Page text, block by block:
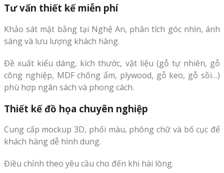
Tư vấn thiết kế miễn phí
Khảo sát mặt bằng tại Nghệ An, phân tích góc nhìn, ánh
sáng và lưu lượng khách hàng.
Đề xuất kiểu dáng, kích thước, vật liệu (gỗ tự nhiên, gỗ
công nghiệp, MDF chống ẩm, plywood, gỗ keo, gỗ sồi…)
phù hợp ngân sách và phong cách.
Thiết kế đồ họa chuyên nghiệp
Cung cấp mockup 3D, phối màu, phông chữ và bố cục để
khách hàng dễ hình dung.
Điều chỉnh theo yêu cầu cho đến khi hài lòng.